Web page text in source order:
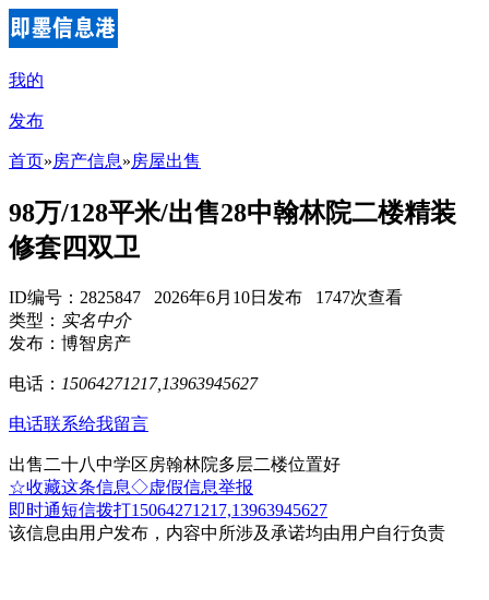
我的
发布
首页»房产信息»房屋出售
98万/128平米/出售28中翰林院二楼精装
修套四双卫
ID编号：2825847 2026年6月10日发布 1747次查看
类型： 实名中介
发布：博智房产
电话： 15064271217,13963945627
电话联系给我留言
出售二十八中学区房翰林院多层二楼位置好
☆收藏这条信息◇虚假信息举报
即时通短信拨打15064271217,13963945627
该信息由用户发布，内容中所涉及承诺均由用户自行负责